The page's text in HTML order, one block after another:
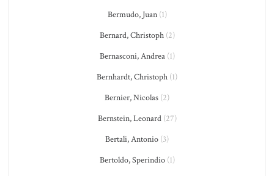
Bermudo, Juan(1)
Bernard, Christoph(2)
Bernasconi, Andrea(1)
Bernhardt, Christoph (1)
Bernier, Nicolas (2)
Bernstein, Leonard(27)
Bertali, Antonio (3)
Bertoldo, Sperindio(1)